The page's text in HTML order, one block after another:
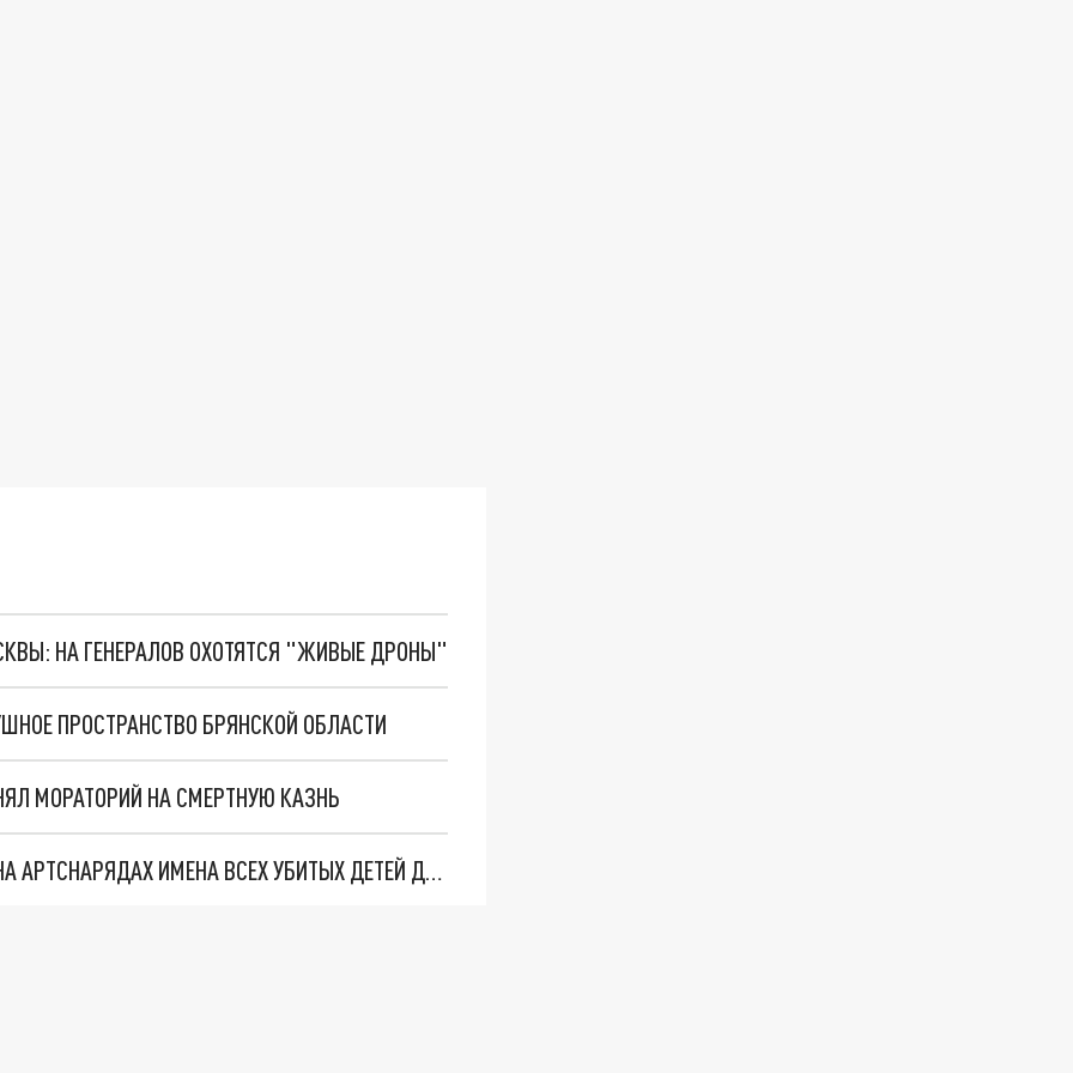
НА ГЕНЕРАЛОВ ОХОТЯТСЯ "ЖИВЫЕ ДРОНЫ"
ПРОСТРАНСТВО БРЯНСКОЙ ОБЛАСТИ
МОРАТОРИЙ НА СМЕРТНУЮ КАЗНЬ
КОМБАТ "ПЯТНАШКИ" ПРИКАЗАЛ НАПИСАТЬ НА АРТСНАРЯДАХ ИМЕНА ВСЕХ УБИТЫХ ДЕТЕЙ ДОНБАССА